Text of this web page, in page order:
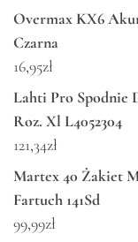
Overmax KX6
Czarna
16,95zł
Lahti Pro Spodnie
Roz. Xl L4052304
121,34zł
Martex 40 Żakiet
Fartuch 141Sd
99,99zł